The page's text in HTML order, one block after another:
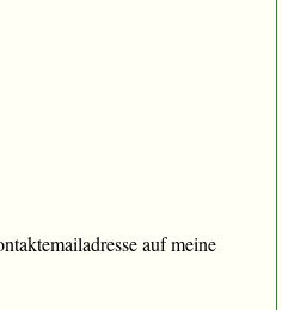
auf meine